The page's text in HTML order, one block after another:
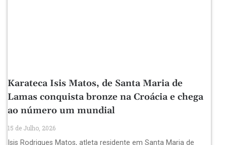
Karateca Isis Matos, de Santa Maria de
Lamas conquista bronze na Croácia e chega
ao número um mundial
15 de Julho, 2026
Isis Rodrigues Matos, atleta residente em Santa Maria de